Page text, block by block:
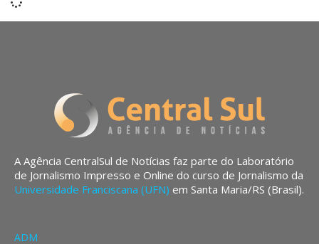
A Agência CentralSul de Notícias faz parte do Laboratório
de Jornalismo Impresso e Online do curso de Jornalismo da
Universidade Franciscana (UFN) em Santa Maria/RS (Brasil).
ADM